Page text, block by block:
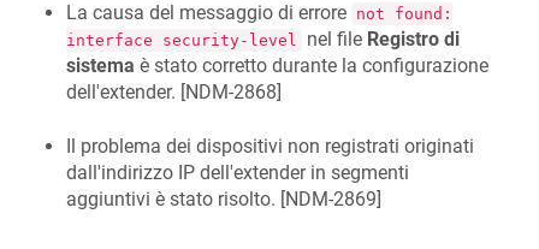
La causa del messaggio di errore not found:
interface security-level
nel file Registro di
sistema è stato corretto durante la configurazione
dell'extender. [NDM-2868]
Il problema dei dispositivi non registrati originati
dall'indirizzo IP dell'extender in segmenti
aggiuntivi è stato risolto. [NDM-2869]